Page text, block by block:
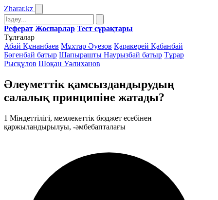
Zharar.kz
Реферат Жоспарлар Тест сұрақтары
Тұлғалар
Абай Құнанбаев Мұхтар Әуезов Қаракерей Қабанбай
Бөгенбай батыр Шапырашты Наурызбай батыр Тұрар
Рысқұлов Шоқан Уәлиханов
Әлеуметтік қамсыздандырудың
салалық принципіне жатады?
1 Міндеттілігі, мемлекеттік бюджет есебінен
қаржыландырылуы, -әмбебапталағы